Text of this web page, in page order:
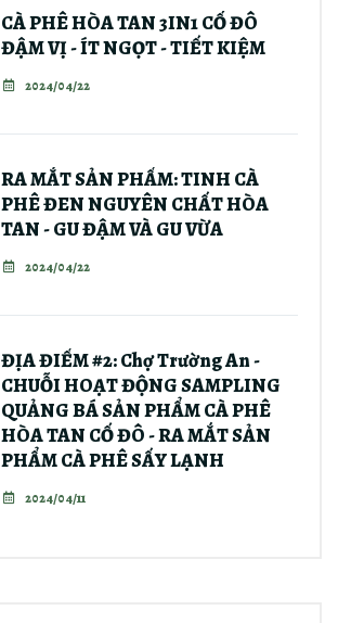
CÀ PHÊ HÒA TAN 3IN1 CỐ ĐÔ
ĐẬM VỊ - ÍT NGỌT - TIẾT KIỆM
2024/04/22
RA MẮT SẢN PHẨM: TINH CÀ
PHÊ ĐEN NGUYÊN CHẤT HÒA
TAN - GU ĐẬM VÀ GU VỪA
2024/04/22
ĐỊA ĐIỂM #2: Chợ Trường An -
CHUỖI HOẠT ĐỘNG SAMPLING
QUẢNG BÁ SẢN PHẨM CÀ PHÊ
HÒA TAN CỐ ĐÔ - RA MẮT SẢN
PHẨM CÀ PHÊ SẤY LẠNH
2024/04/11